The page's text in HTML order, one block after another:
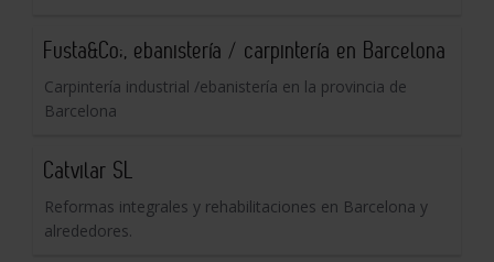
Fusta&Co;, ebanistería / carpintería en Barcelona
Carpintería industrial /ebanistería en la provincia de
Barcelona
Catvilar SL
Reformas integrales y rehabilitaciones en Barcelona y
alrededores.